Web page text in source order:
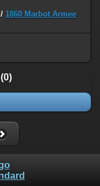
/ 1860 Marbot Armee